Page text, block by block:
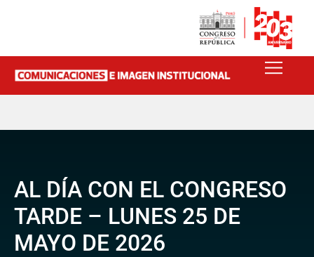
AL DÍA CON EL CONGRESO
TARDE – LUNES 25 DE
MAYO DE 2026